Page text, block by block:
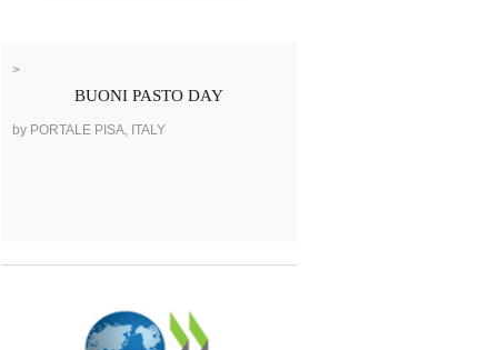
>
BUONI PASTO DAY
by PORTALE PISA, ITALY